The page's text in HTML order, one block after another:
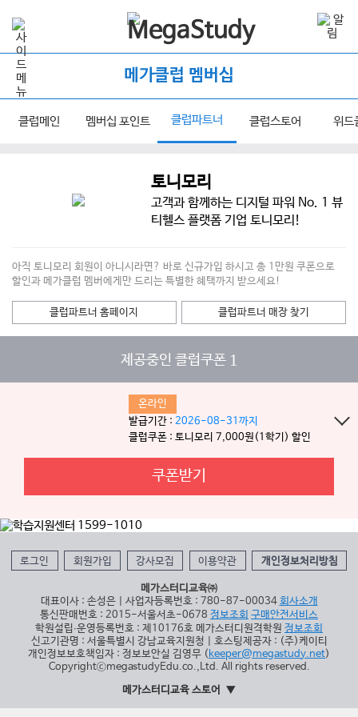
메가클럽 멤버십
클럽메인 멤버십 포인트 클럽파트너 클럽스토어 위드
토니모리
고객과 함께하는 디지털 파워 No. 1 뷰
티헬스 플랫폼 기업 토니모리!
아직 토니모리 회원이 아니시라면? 바로 신규가입 하시고 총 1만원 쿠폰으로
할인과 메가클럽 멤버에게만 드리는 특별한 혜택까지 받으세요!
클럽파트너 홈페이지 클럽파트너 매장 찾기
제공중인 클럽쿠폰 1
온라인
발급기간 :2026-08-31까지
클럽쿠폰 : 토니모리 7,000원(1학기) 할인
쿠폰받기
로그인 회원가입 강사모집 이용약관 개인정보처리방침
메가스터디교육㈜
대표이사 : 손성은 | 사업자등록번호 : 780-87-00034 회사소개
통신판매번호 : 2015-서울서초-0678 정보조회 구매안전서비스
학원설립∙운영등록번호 : 제10176호 메가스터디원격학원 정보조회
신고기관명 : 서울특별시 강남교육지원청 | 호스팅제공자 : (주)케이티
개인정보보호책임자 : 정보보안실 김영무 ( keeper@megastudy.net)
CopyrightⓒmegastudyEdu.co.,Ltd. All rights reserved.
메가스터디교육 스토어